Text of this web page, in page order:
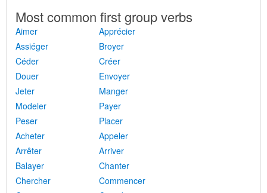
Most common first group verbs
Aimer
Apprécier
Assiéger
Broyer
Céder
Créer
Douer
Envoyer
Jeter
Manger
Modeler
Payer
Peser
Placer
Acheter
Appeler
Arrêter
Arriver
Balayer
Chanter
Chercher
Commencer